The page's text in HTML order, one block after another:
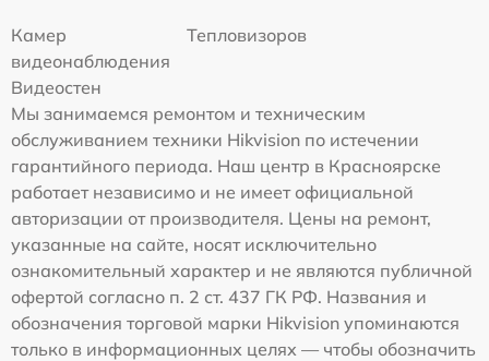
Камер
видеонаблюдения
Тепловизоров
Видеостен
Мы занимаемся ремонтом и техническим
обслуживанием техники Hikvision по истечении
гарантийного периода. Наш центр в Красноярске
работает независимо и не имеет официальной
авторизации от производителя. Цены на ремонт,
указанные на сайте, носят исключительно
ознакомительный характер и не являются публичной
офертой согласно п. 2 ст. 437 ГК РФ. Названия и
обозначения торговой марки Hikvision упоминаются
только в информационных целях — чтобы обозначить